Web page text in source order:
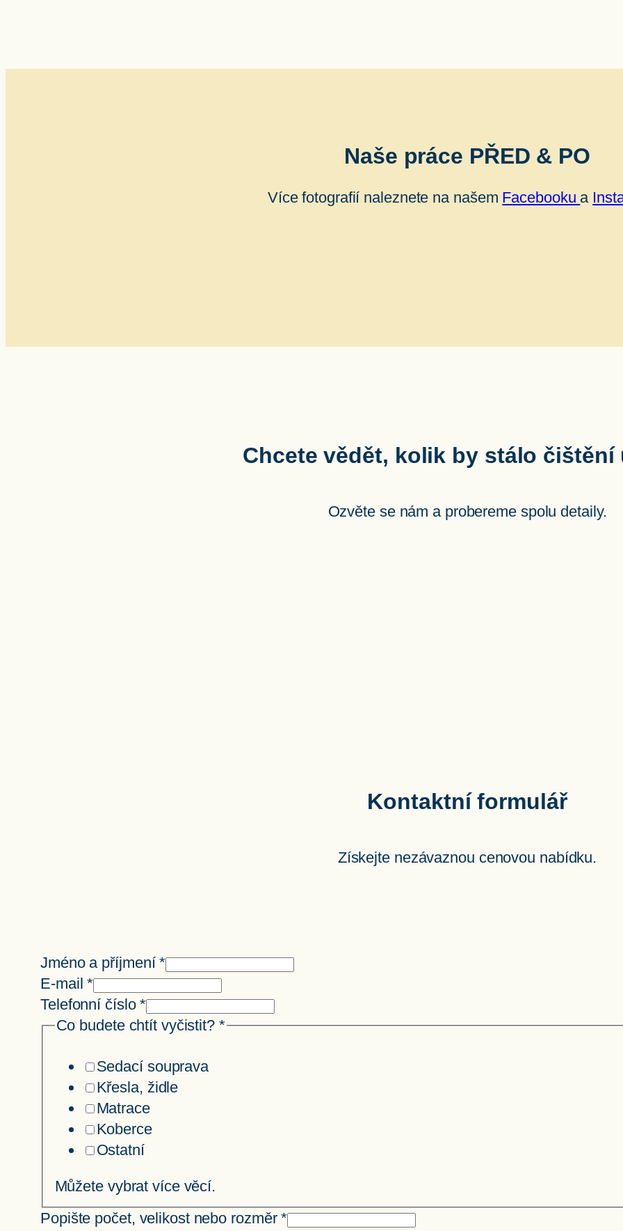
Naše práce PŘED & PO
Více fotografií naleznete na našem Facebooku a
Chcete vědět, kolik by stálo čištění
Ozvěte se nám a probereme spolu detaily.
Kontaktní formulář
Získejte nezávaznou cenovou nabídku.
a
počet,
termín
Jméno a příjmení*
E-mail*
Telefonní číslo*
Co budete chtít vyčistit? *
Sedací souprava
Křesla, židle
Matrace
Koberce
Ostatní
Můžete vybrat více věcí.
Popište počet, velikost nebo rozměr*